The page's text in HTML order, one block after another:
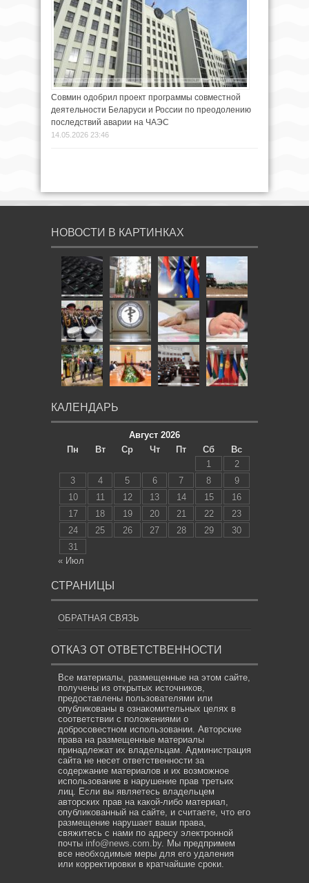
Совмин одобрил проект программы совместной
деятельности Беларуси и России по преодолению
последствий аварии на ЧАЭС
14.05.2026 23:46
НОВОСТИ В КАРТИНКАХ
КАЛЕНДАРЬ
Август 2026
Пн
Вт Ср Чт Пт Сб
Вс
1
2
3
4 5 6 7 8
9
10
11 12 13 14 15
16
17
18 19 20 21 22
23
24
25 26 27 28 29
30
31
« Июл
СТРАНИЦЫ
ОБРАТНАЯ СВЯЗЬ
ОТКАЗ ОТ ОТВЕТСТВЕННОСТИ
Все материалы, размещенные на этом сайте,
получены из открытых источников,
предоставлены пользователями или
опубликованы в ознакомительных целях в
соответствии с положениями о
добросовестном использовании. Авторские
права на размещенные материалы
принадлежат их владельцам. Администрация
сайта не несет ответственности за
содержание материалов и их возможное
использование в нарушение прав третьих
лиц. Если вы являетесь владельцем
авторских прав на какой-либо материал,
опубликованный на сайте, и считаете, что его
размещение нарушает ваши права,
свяжитесь с нами по адресу электронной
почты info@news.com.by. Мы предпримем
все необходимые меры для его удаления
или корректировки в кратчайшие сроки.